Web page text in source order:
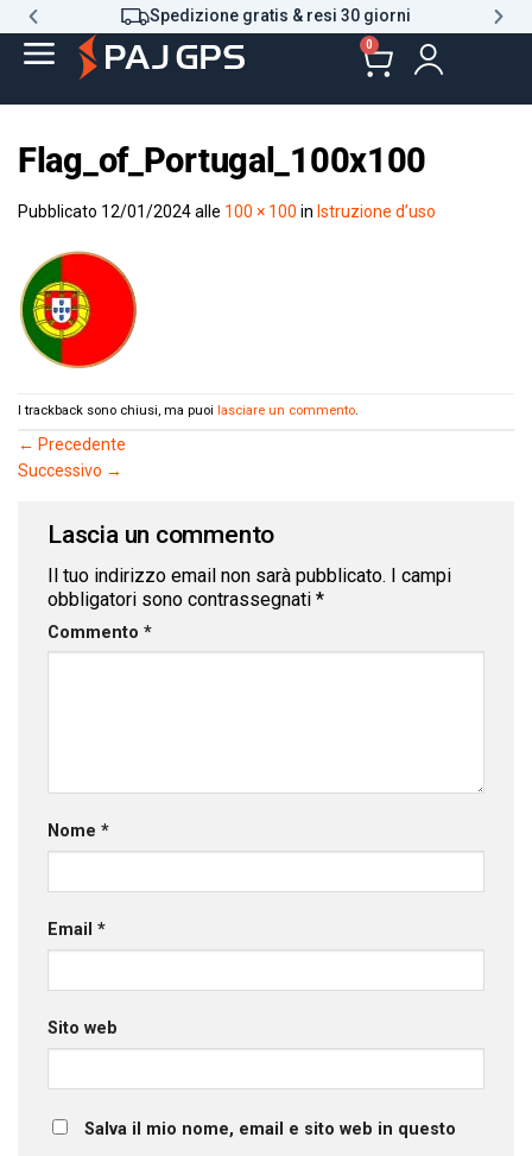
Spedizione gratis & resi 30 giorni
0
Flag_of_Portugal_100x100
Pubblicato 12/01/2024alle 100 × 100 in Istruzione d’uso
I trackback sono chiusi, ma puoi lasciare un commento.
← Precedente
Successivo →
Lascia un commento
Il tuo indirizzo email non sarà pubblicato. I campi
obbligatori sono contrassegnati *
Commento *
Nome *
Email *
Sito web
Salva il mio nome, email e sito web in questo